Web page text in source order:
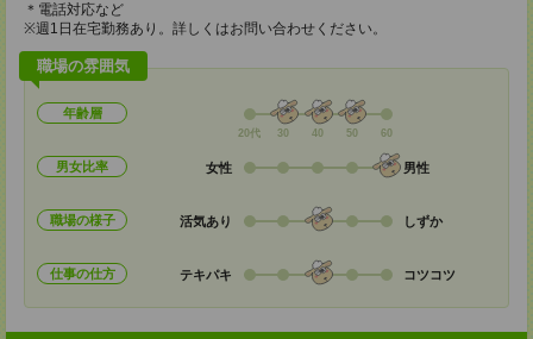
＊電話対応など
※週1日在宅勤務あり。詳しくはお問い合わせください。
職場の雰囲気
年齢層
20代 30 40 50 60
男女比率 女性 男性
職場の様子 活気あり しずか
仕事の仕方 テキパキ コツコツ